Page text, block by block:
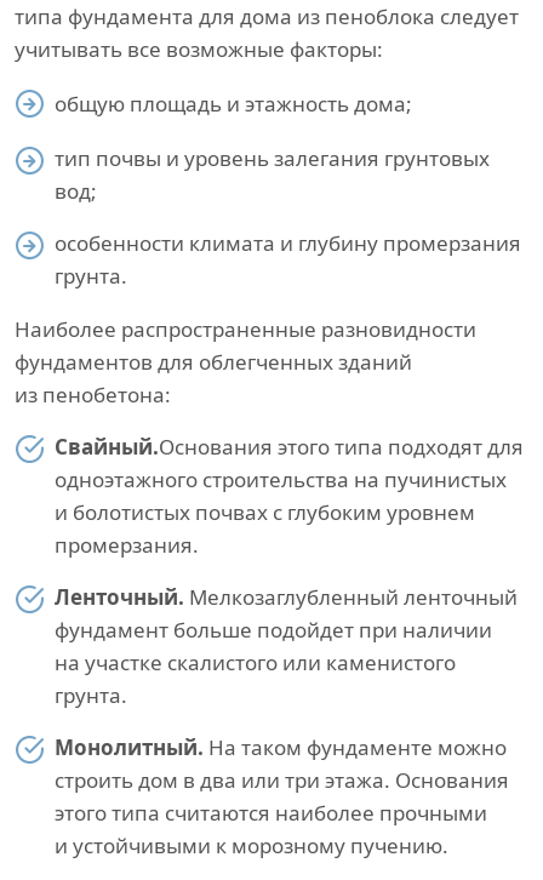
типа фундамента для дома из пеноблока следует
учитывать все возможные факторы:
общую площадь и этажность дома;
тип почвы и уровень залегания грунтовых
вод;
особенности климата и глубину промерзания
грунта.
Наиболее распространенные разновидности
фундаментов для облегченных зданий
из пенобетона:
Свайный.Основания этого типа подходят для
одноэтажного строительства на пучинистых
и болотистых почвах с глубоким уровнем
промерзания.
Ленточный. Мелкозаглубленный ленточный
фундамент больше подойдет при наличии
на участке скалистого или каменистого
грунта.
Монолитный. На таком фундаменте можно
строить дом в два или три этажа. Основания
этого типа считаются наиболее прочными
и устойчивыми к морозному пучению.